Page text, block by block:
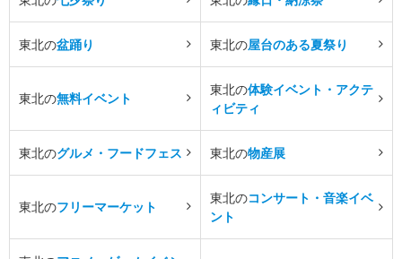
東北の盆踊り 東北の屋台のある夏祭り
東北の無料イベント
東北の体験イベント・アクテ
ィビティ
東北のグルメ・フードフェス 東北の物産展
東北のフリーマーケット
東北のコンサート・音楽イベ
ント